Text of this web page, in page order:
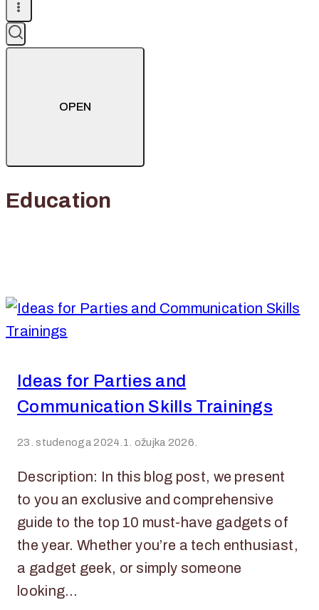
OPEN
Education
Ideas for Parties and
Communication Skills Trainings
23. studenoga 2024. 1. ožujka 2026.
Description: In this blog post, we present
to you an exclusive and comprehensive
guide to the top 10 must-have gadgets of
the year. Whether you’re a tech enthusiast,
a gadget geek, or simply someone
looking…